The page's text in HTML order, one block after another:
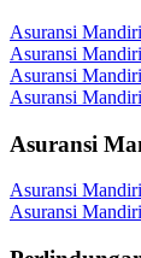
Asuransi
Asuransi
Asuransi
Asuransi
Asuransi
Asuransi
Asuransi